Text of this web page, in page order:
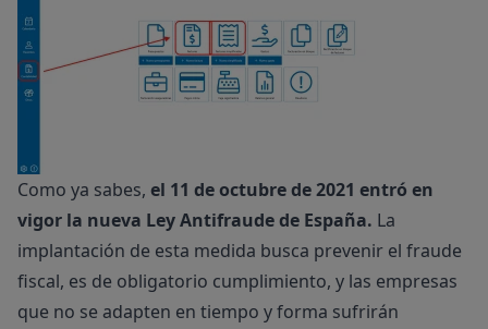
Como ya sabes, el 11 de octubre de 2021 entró en
vigor la nueva Ley Antifraude de España. La
implantación de esta medida busca prevenir el fraude
fiscal, es de obligatorio cumplimiento, y las empresas
que no se adapten en tiempo y forma sufrirán